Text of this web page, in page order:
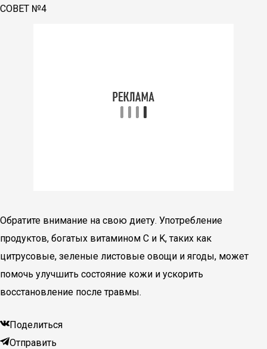
СОВЕТ №4
Обратите внимание на свою диету. Употребление
продуктов, богатых витамином C и K, таких как
цитрусовые, зеленые листовые овощи и ягоды, может
помочь улучшить состояние кожи и ускорить
восстановление после травмы.
Поделиться
Отправить